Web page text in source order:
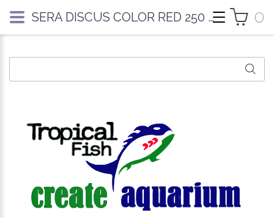
0
SERA DISCUS COLOR RED 250 ML